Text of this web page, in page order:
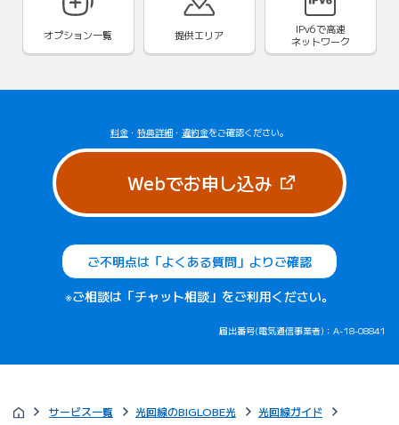
オプション一覧 提供エリア IPv6で高速
ネットワーク
料金 ・ 特典詳細 ・ 違約金をご確認ください。
Webでお申し込み（新しいタブ
ご不明点は「よくある質問」よりご確認
※ご相談は「チャット相談」をご利用ください。
届出番号(電気通信事業者)：A-18-08841
サービス一覧 光回線のBIGLOBE光
光回線ガイド